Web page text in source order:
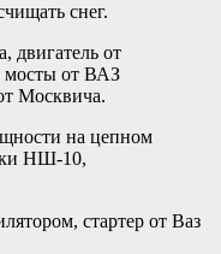
снег.
двигатель от
мосты от ВАЗ
Москвича.
на цепном
НШ-10,
стартер от Ваз